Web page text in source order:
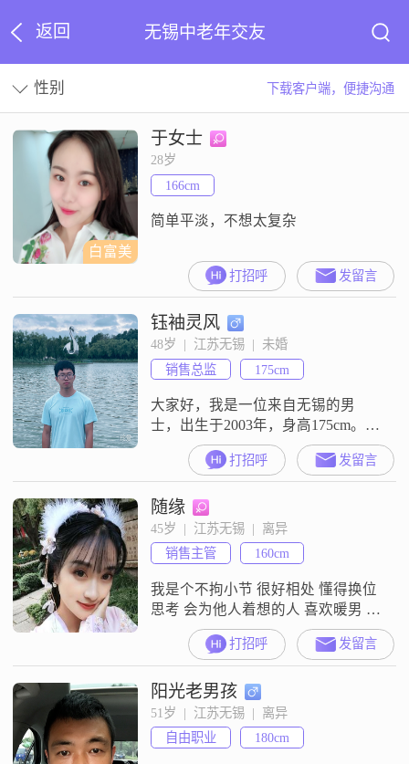
返回 无锡中老年交友
性别 下载客户端，便捷沟通
白富美
于女士
28岁
166cm
简单平淡，不想太复杂
打招呼 发留言
钰袖灵风
48岁  |  江苏无锡  |  未婚
销售总监
175cm
大家好，我是一位来自无锡的男
士，出生于2003年，身高175cm。目
前，我的月收入在3000元以下，虽
然不算高薪，但我一直在努力提升
自己的能力和收入水平。我拥有大
学本科学历，自认为是一个比较有
知识、有文化的人。在生活中，我
性格耐心包容，乐观积极，无论遇
到什么困难都会以平和的心态去面
对。同时，我也非常重视家庭，认
为家庭是
打招呼 发留言
随缘
45岁  |  江苏无锡  |  离异
销售主管
160cm
我是个不拘小节 很好相处 懂得换位
思考 会为他人着想的人 喜欢暖男 有
责任心的男人 拒绝家暴 冷战 冷暴力
本人离异 81年 有一个儿子随前夫生
活 想找个离异没孩子的 或有孩子不
在身边生活的男士。
打招呼 发留言
阳光老男孩
51岁  |  江苏无锡  |  离异
自由职业
180cm